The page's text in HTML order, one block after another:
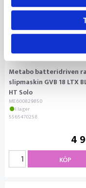
Metabo batteridriven
slipmaskin GVB 18 LTX
HT Solo
ME600829850
I lager
5565470258
4
KÖP